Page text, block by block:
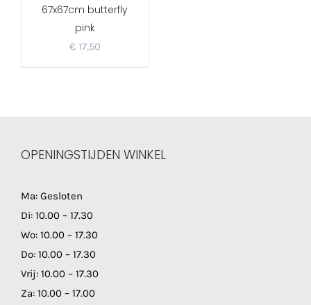
67x67cm butterfly
pink
€17,50
OPENINGSTIJDEN WINKEL
Ma: Gesloten
Di: 10.00 – 17.30
Wo: 10.00 – 17.30
Do: 10.00 – 17.30
Vrij: 10.00 – 17.30
Za: 10.00 – 17.00